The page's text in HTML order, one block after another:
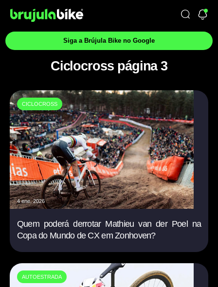
Siga a Brújula Bike no Google
Ciclocross página 3
CICLOCROSS
4 ene. 2026
Quem poderá derrotar Mathieu van der Poel na
Copa do Mundo de CX em Zonhoven?
AUTOESTRADA